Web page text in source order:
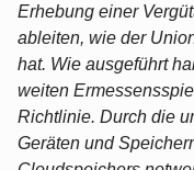
Erhebung einer
ableiten, wie der
hat. Wie ausgeführt
weiten
Richtlinie. Durch die
Geräten und